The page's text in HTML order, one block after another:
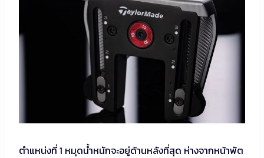
ตำแหน่งที่ 1 หมุดน้ำหนักจะอยู่ด้านหลังที่สุด ห่างจากหน้าพัต